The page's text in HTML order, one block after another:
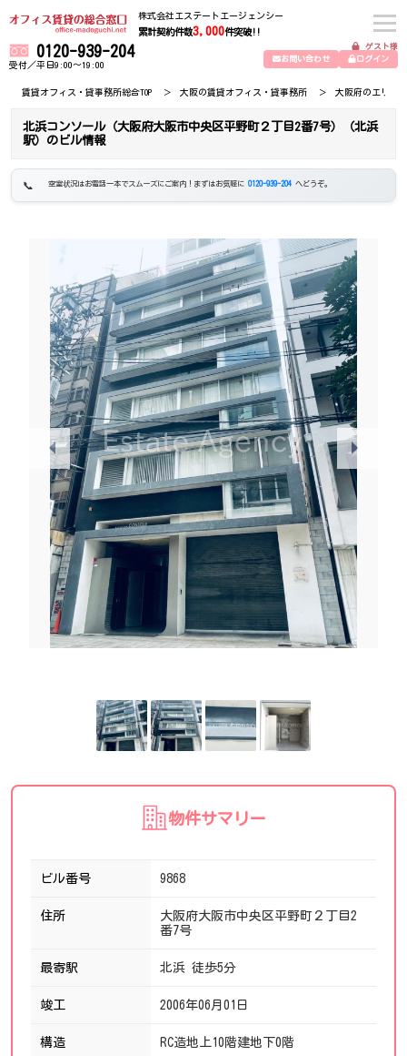
株式会社エステートエージェンシー
累計契約件数3,000件突破!!
0120-939-204
受付／平日9:00～19:00
ゲスト様
お問い合わせ
ログイン
賃貸オフィス・貸事務所総合TOP 大阪の賃貸オフィス・貸事務所 大阪府のエリア
北浜コンソール（大阪府大阪市中央区平野町２丁目2番7号）（北浜
駅）のビル情報
空室状況はお電話一本でスムーズにご案内！まずはお気軽に 0120-939-204 へどうぞ。
物件サマリー
ビル番号 9868
住所
大阪府大阪市中央区平野町２丁目2
番7号
最寄駅 北浜 徒歩5分
竣工 2006年06月01日
構造 RC造地上10階建地下0階